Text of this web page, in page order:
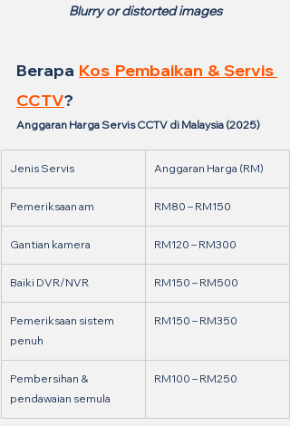
Blurry or distorted images
Berapa Kos Pembaikan & Servis
CCTV?
Anggaran Harga Servis CCTV di Malaysia (2025)
Jenis Servis Anggaran Harga (RM)
Pemeriksaan am RM80 – RM150
Gantian kamera RM120 – RM300
Baiki DVR/NVR RM150 – RM500
Pemeriksaan sistem
penuh
RM150 – RM350
Pembersihan &
pendawaian semula
RM100 – RM250